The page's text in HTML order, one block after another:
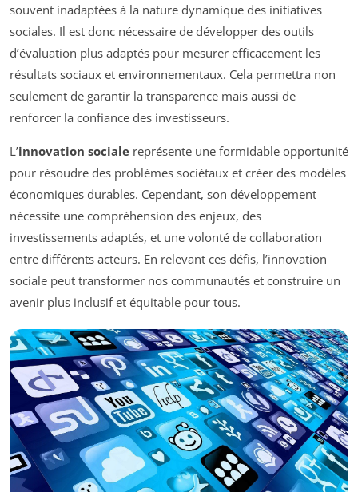
souvent inadaptées à la nature dynamique des initiatives
sociales. Il est donc nécessaire de développer des outils
d’évaluation plus adaptés pour mesurer efficacement les
résultats sociaux et environnementaux. Cela permettra non
seulement de garantir la transparence mais aussi de
renforcer la confiance des investisseurs.
L’innovation sociale représente une formidable opportunité
pour résoudre des problèmes sociétaux et créer des modèles
économiques durables. Cependant, son développement
nécessite une compréhension des enjeux, des
investissements adaptés, et une volonté de collaboration
entre différents acteurs. En relevant ces défis, l’innovation
sociale peut transformer nos communautés et construire un
avenir plus inclusif et équitable pour tous.